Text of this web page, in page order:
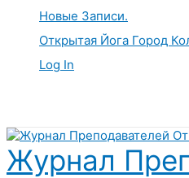
Новые Записи.
Открытая Йога Город
Log In
Журнал